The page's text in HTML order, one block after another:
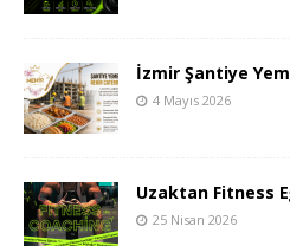
İzmir Şantiye
4 Mayıs 2026
Uzaktan Fitness
25 Nisan 2026